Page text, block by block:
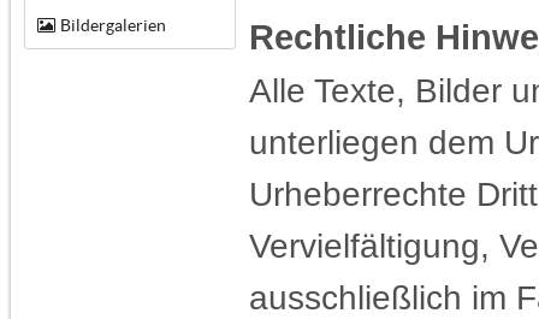
Bildergalerien
Rechtliche
Alle Texte, Bilder
unterliegen dem
Urheberrechte
Vervielfältigung,
ausschließlich im